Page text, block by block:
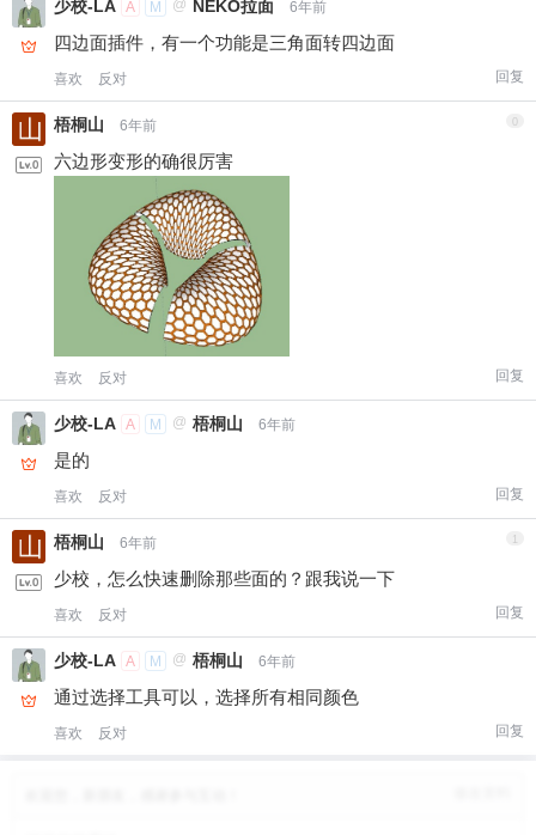
给少校-LA打赏
2 元
20 元 50
立刻支付
¥
少校-LA A M @ NEKO拉面 6年前
四边面插件，有一个功能是三角面转四边面
喜欢 反对 回复
梧桐山 6年前
六边形变形的确很厉害
喜欢 反对 回复
少校-LA A M @ 梧桐山 6年前
是的
喜欢 反对 回复
梧桐山 6年前 1
少校，怎么快速删除那些面的？跟我说一下
喜欢 反对 回复
少校-LA A M @ 梧桐山 6年前
通过选择工具可以，选择所有相同颜色
喜欢 反对 回复
您没有权限发布内容，请购买会员或者提升权